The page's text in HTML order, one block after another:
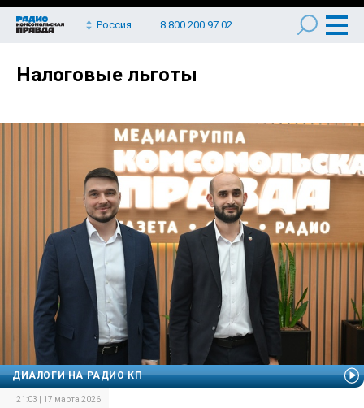
Россия 8 800 200 97 02
Налоговые льготы
ДИАЛОГИ НА РАДИО КП
21:03 | 17 марта 2026